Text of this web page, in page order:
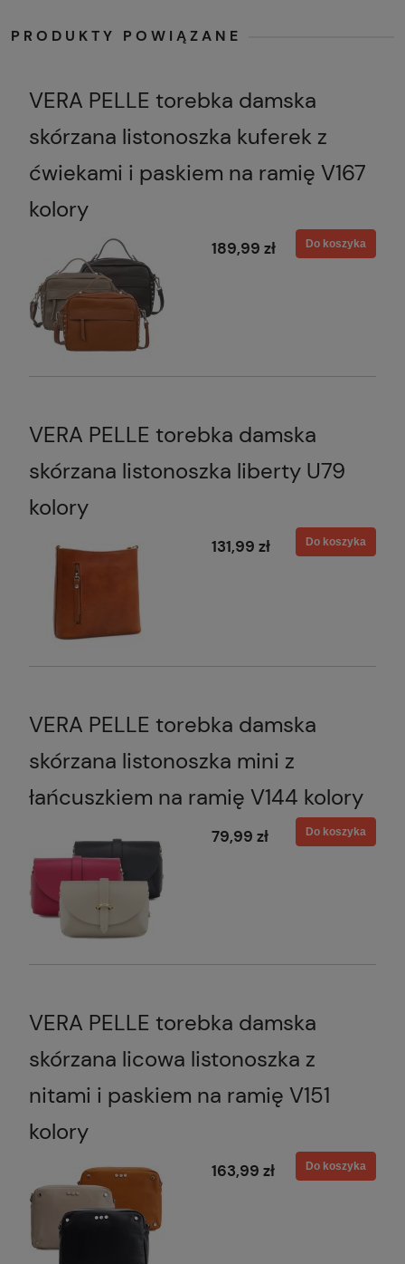
PRODUKTY POWIĄZANE
VERA PELLE torebka damska
skórzana listonoszka kuferek z
ćwiekami i paskiem na ramię V167
kolory
189,99 zł Do koszyka
VERA PELLE torebka damska
skórzana listonoszka liberty U79
kolory
131,99 zł Do koszyka
VERA PELLE torebka damska
skórzana listonoszka mini z
łańcuszkiem na ramię V144 kolory
79,99 zł Do koszyka
VERA PELLE torebka damska
skórzana licowa listonoszka z
nitami i paskiem na ramię V151
kolory
163,99 zł Do koszyka